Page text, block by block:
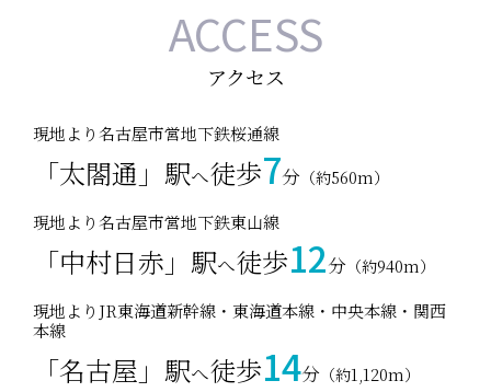
アクロスプラザCORE meieki・・・徒歩12分（約940m）
JRゲートタワー・・・（約1,650m）
大名古屋ビルヂング・・・（約1,680m）
JPタワー名古屋・・・（約1,700m）
スパイラルタワーズ・・・（約1,780m）
シンフォニー豊田ビル・・・（約1,930m）
Zepp Nagoya・・・（約2,230m）
中京テレビ放送本社ビル・・・（約2,270m）
ACCESS
アクセス
現地より名古屋市営地下鉄桜通線
「太閤通」駅へ徒歩7分 （約560m）
現地より名古屋市営地下鉄東山線
「中村日赤」駅へ徒歩12分 （約940m）
現地よりJR東海道新幹線・東海道本線・中央本線・関西
本線
「名古屋」駅へ徒歩14分 （約1,120m）